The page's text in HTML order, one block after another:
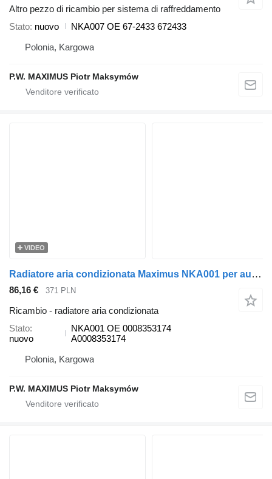
Altro pezzo di ricambio per sistema di raffreddamento
Stato nuovo
NKA007 OE 67-2433 672433
Polonia, Kargowa
P.W. MAXIMUS Piotr Maksymów
VIDEO
Radiatore aria condizionata Maximus NKA001 per autobus Setra 400
86,16 € 371 PLN
Ricambio - radiatore aria condizionata
Stato
nuovo
NKA001 OE 0008353174
A0008353174
Polonia, Kargowa
P.W. MAXIMUS Piotr Maksymów